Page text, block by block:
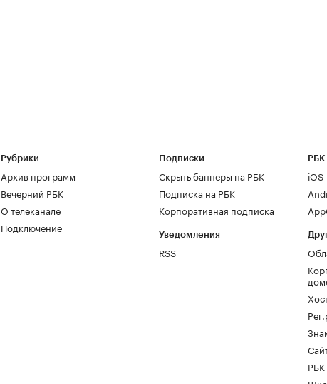
Рубрики
Архив программ
Вечерний РБК
О телеканале
Подключение
Подписки
Скрыть баннеры на РБК
Подписка на РБК
Корпоративная подписка
Уведомления
RSS
РБК
iOS